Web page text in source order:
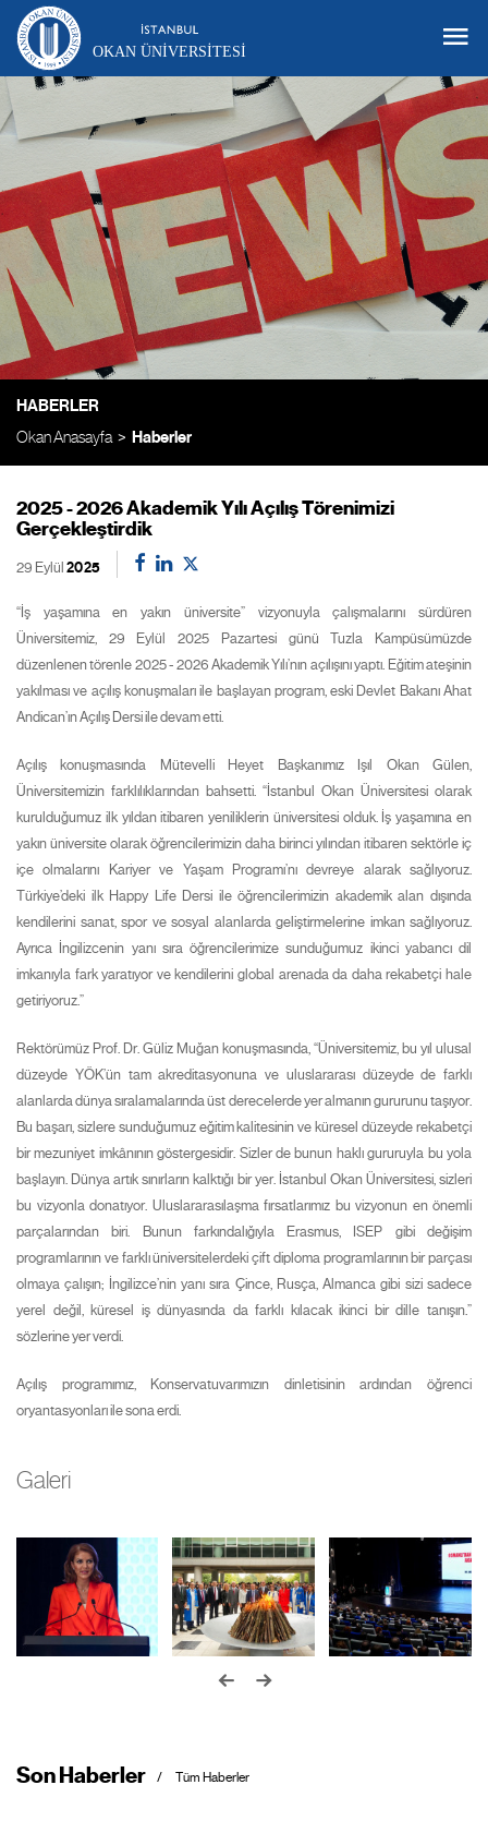
OKAN ÜNIVERSITESI
HABERLER
Okan Anasayfa Haberler
2025 - 2026 Akademik Yılı Açılış Törenimizi
Gerçekleştirdik
29 Eylül 2025
“İş yaşamına en yakın üniversite” vizyonuyla çalışmalarını sürdüren
Üniversitemiz, 29 Eylül 2025 Pazartesi günü Tuzla Kampüsümüzde
düzenlenen törenle 2025 - 2026 Akademik Yılı’nın açılışını yaptı. Eğitim ateşinin
yakılması ve açılış konuşmaları ile başlayan program, eski Devlet Bakanı Ahat
Andican’ın Açılış Dersi ile devam etti.
Açılış konuşmasında Mütevelli Heyet Başkanımız Işıl Okan Gülen,
Üniversitemizin farklılıklarından bahsetti. “İstanbul Okan Üniversitesi olarak
kurulduğumuz ilk yıldan itibaren yeniliklerin üniversitesi olduk. İş yaşamına en
yakın üniversite olarak öğrencilerimizin daha birinci yılından itibaren sektörle iç
içe olmalarını Kariyer ve Yaşam Programı’nı devreye alarak sağlıyoruz.
Türkiye’deki ilk Happy Life Dersi ile öğrencilerimizin akademik alan dışında
kendilerini sanat, spor ve sosyal alanlarda geliştirmelerine imkan sağlıyoruz.
Ayrıca İngilizcenin yanı sıra öğrencilerimize sunduğumuz ikinci yabancı dil
imkanıyla fark yaratıyor ve kendilerini global arenada da daha rekabetçi hale
getiriyoruz.”
Rektörümüz Prof. Dr. Güliz Muğan konuşmasında, “Üniversitemiz, bu yıl ulusal
düzeyde YÖK’ün tam akreditasyonuna ve uluslararası düzeyde de farklı
alanlarda dünya sıralamalarında üst derecelerde yer almanın gururunu taşıyor.
Bu başarı, sizlere sunduğumuz eğitim kalitesinin ve küresel düzeyde rekabetçi
bir mezuniyet imkânının göstergesidir. Sizler de bunun haklı gururuyla bu yola
başlayın. Dünya artık sınırların kalktığı bir yer. İstanbul Okan Üniversitesi, sizleri
bu vizyonla donatıyor. Uluslararasılaşma fırsatlarımız bu vizyonun en önemli
parçalarından biri. Bunun farkındalığıyla Erasmus, ISEP gibi değişim
programlarının ve farklı üniversitelerdeki çift diploma programlarının bir parçası
olmaya çalışın; İngilizce’nin yanı sıra Çince, Rusça, Almanca gibi sizi sadece
yerel değil, küresel iş dünyasında da farklı kılacak ikinci bir dille tanışın.”
sözlerine yer verdi.
Açılış programımız, Konservatuvarımızın dinletisinin ardından öğrenci
oryantasyonları ile sona erdi.
Galeri
Son Haberler Tüm Haberler